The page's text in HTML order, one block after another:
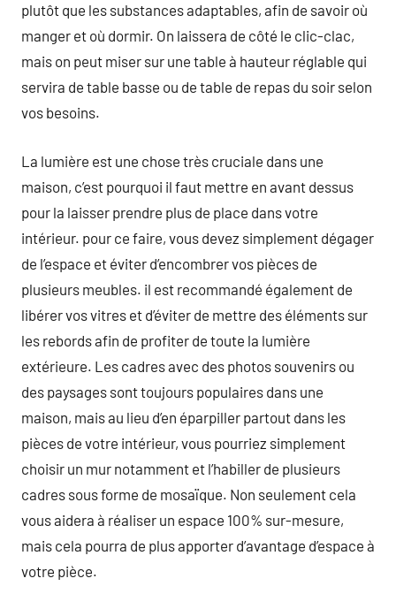
plutôt que les substances adaptables, afin de savoir où
manger et où dormir. On laissera de côté le clic-clac,
mais on peut miser sur une table à hauteur réglable qui
servira de table basse ou de table de repas du soir selon
vos besoins.
La lumière est une chose très cruciale dans une
maison, c’est pourquoi il faut mettre en avant dessus
pour la laisser prendre plus de place dans votre
intérieur. pour ce faire, vous devez simplement dégager
de l’espace et éviter d’encombrer vos pièces de
plusieurs meubles. il est recommandé également de
libérer vos vitres et d’éviter de mettre des éléments sur
les rebords afin de profiter de toute la lumière
extérieure. Les cadres avec des photos souvenirs ou
des paysages sont toujours populaires dans une
maison, mais au lieu d’en éparpiller partout dans les
pièces de votre intérieur, vous pourriez simplement
choisir un mur notamment et l’habiller de plusieurs
cadres sous forme de mosaïque. Non seulement cela
vous aidera à réaliser un espace 100% sur-mesure,
mais cela pourra de plus apporter d’avantage d’espace à
votre pièce.